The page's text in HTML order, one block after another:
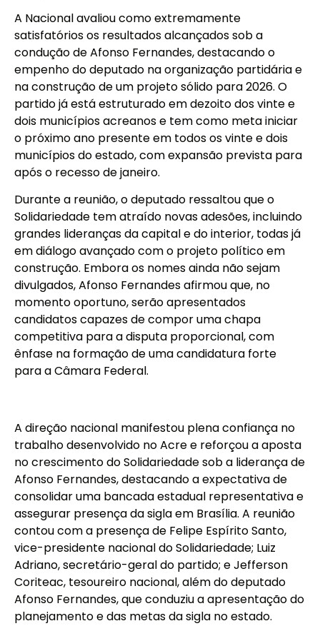
A Nacional avaliou como extremamente
satisfatórios os resultados alcançados sob a
condução de Afonso Fernandes, destacando o
empenho do deputado na organização partidária e
na construção de um projeto sólido para 2026. O
partido já está estruturado em dezoito dos vinte e
dois municípios acreanos e tem como meta iniciar
o próximo ano presente em todos os vinte e dois
municípios do estado, com expansão prevista para
após o recesso de janeiro.
Durante a reunião, o deputado ressaltou que o
Solidariedade tem atraído novas adesões, incluindo
grandes lideranças da capital e do interior, todas já
em diálogo avançado com o projeto político em
construção. Embora os nomes ainda não sejam
divulgados, Afonso Fernandes afirmou que, no
momento oportuno, serão apresentados
candidatos capazes de compor uma chapa
competitiva para a disputa proporcional, com
ênfase na formação de uma candidatura forte
para a Câmara Federal.
A direção nacional manifestou plena confiança no
trabalho desenvolvido no Acre e reforçou a aposta
no crescimento do Solidariedade sob a liderança de
Afonso Fernandes, destacando a expectativa de
consolidar uma bancada estadual representativa e
assegurar presença da sigla em Brasília. A reunião
contou com a presença de Felipe Espírito Santo,
vice-presidente nacional do Solidariedade; Luiz
Adriano, secretário-geral do partido; e Jefferson
Coriteac, tesoureiro nacional, além do deputado
Afonso Fernandes, que conduziu a apresentação do
planejamento e das metas da sigla no estado.